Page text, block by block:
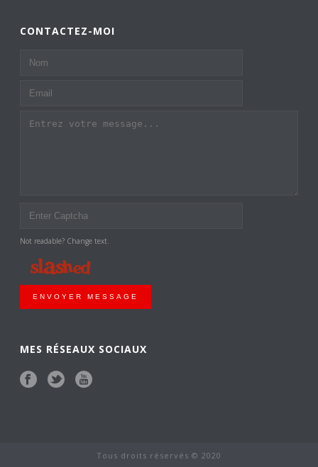
CONTACTEZ-MOI
Not readable? Change text.
ENVOYER MESSAGE
MES RÉSEAUX SOCIAUX
Tous droits réservés © 2020